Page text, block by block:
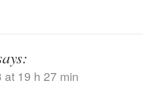
at 19 h 27 min